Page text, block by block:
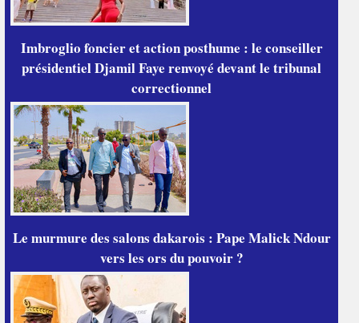
Imbroglio foncier et action posthume : le conseiller
présidentiel Djamil Faye renvoyé devant le tribunal
correctionnel
Le murmure des salons dakarois : Pape Malick Ndour
vers les ors du pouvoir ?